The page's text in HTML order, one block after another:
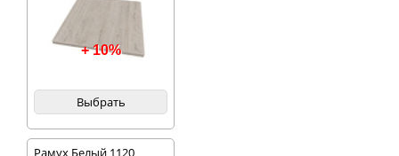
+ 10%
Выбрать
Рамух Белый 1120